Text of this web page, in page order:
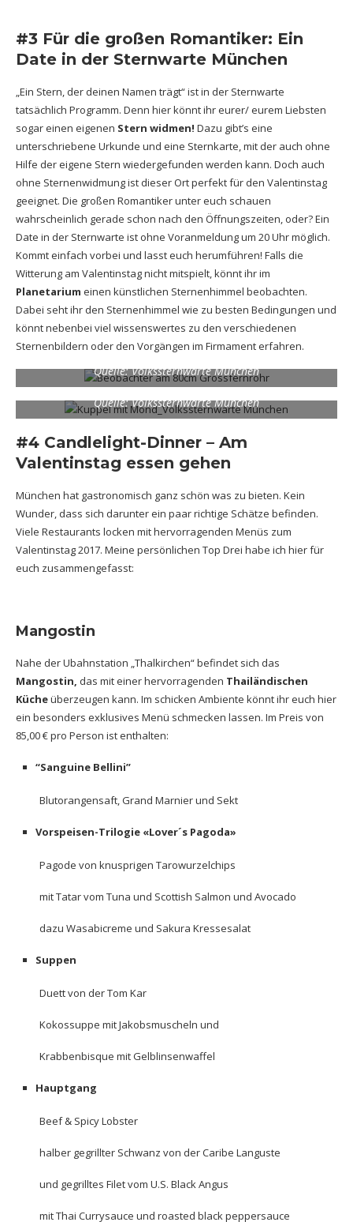
#3 Für die großen Romantiker: Ein
Date in der Sternwarte München
„Ein Stern, der deinen Namen trägt“ ist in der Sternwarte
tatsächlich Programm. Denn hier könnt ihr eurer/ eurem Liebsten
sogar einen eigenen Stern widmen! Dazu gibt’s eine
unterschriebene Urkunde und eine Sternkarte, mit der auch ohne
Hilfe der eigene Stern wiedergefunden werden kann. Doch auch
ohne Sternenwidmung ist dieser Ort perfekt für den Valentinstag
geeignet. Die großen Romantiker unter euch schauen
wahrscheinlich gerade schon nach den Öffnungszeiten, oder? Ein
Date in der Sternwarte ist ohne Voranmeldung um 20 Uhr möglich.
Kommt einfach vorbei und lasst euch herumführen! Falls die
Witterung am Valentinstag nicht mitspielt, könnt ihr im
Planetarium einen künstlichen Sternenhimmel beobachten.
Dabei seht ihr den Sternenhimmel wie zu besten Bedingungen und
könnt nebenbei viel wissenswertes zu den verschiedenen
Sternenbildern oder den Vorgängen im Firmament erfahren.
Quelle: Volkssternwarte München
Quelle: Volkssternwarte München
#4 Candlelight-Dinner – Am
Valentinstag essen gehen
München hat gastronomisch ganz schön was zu bieten. Kein
Wunder, dass sich darunter ein paar richtige Schätze befinden.
Viele Restaurants locken mit hervorragenden Menüs zum
Valentinstag 2017. Meine persönlichen Top Drei habe ich hier für
euch zusammengefasst:
Mangostin
Nahe der Ubahnstation „Thalkirchen“ befindet sich das
Mangostin, das mit einer hervorragenden Thailändischen
Kücheüberzeugen kann. Im schicken Ambiente könnt ihr euch hier
ein besonders exklusives Menü schmecken lassen. Im Preis von
85,00 € pro Person ist enthalten:
“Sanguine Bellini”
Blutorangensaft, Grand Marnier und Sekt
Vorspeisen-Trilogie «Lover´s Pagoda»
Pagode von knusprigen Tarowurzelchips
mit Tatar vom Tuna und Scottish Salmon und Avocado
dazu Wasabicreme und Sakura Kressesalat
Suppen
Duett von der Tom Kar
Kokossuppe mit Jakobsmuscheln und
Krabbenbisque mit Gelblinsenwaffel
Hauptgang
Beef & Spicy Lobster
halber gegrillter Schwanz von der Caribe Languste
und gegrilltes Filet vom U.S. Black Angus
mit Thai Currysauce und roasted black peppersauce